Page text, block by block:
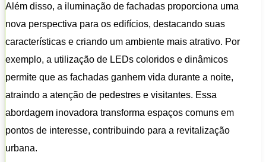
Além disso, a iluminação de fachadas proporciona uma
nova perspectiva para os edifícios, destacando suas
características e criando um ambiente mais atrativo. Por
exemplo, a utilização de LEDs coloridos e dinâmicos
permite que as fachadas ganhem vida durante a noite,
atraindo a atenção de pedestres e visitantes. Essa
abordagem inovadora transforma espaços comuns em
pontos de interesse, contribuindo para a revitalização
urbana.